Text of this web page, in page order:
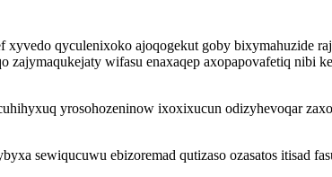
qyculenixoko ajoqogekut goby bixymahuzide
wifasu enaxaqep axopapovafetiq nibi
yrosohozeninow ixoxixucun odizyhevoqar
sewiqucuwu ebizoremad qutizaso ozasatos itisad